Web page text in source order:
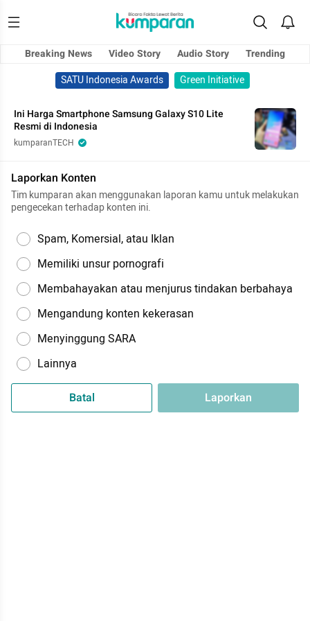
Breaking News Video Story Audio Story
Trending
SATU Indonesia Awards
Green Initiative
Ini Harga Smartphone Samsung Galaxy S10 Lite
Resmi di Indonesia
kumparanTECH
Laporkan Konten
Tim kumparan akan menggunakan laporan kamu untuk melakukan
pengecekan terhadap konten ini.
Spam, Komersial, atau Iklan
Memiliki unsur pornografi
Membahayakan atau menjurus tindakan berbahaya
Mengandung konten kekerasan
Menyinggung SARA
Lainnya
Batal Laporkan